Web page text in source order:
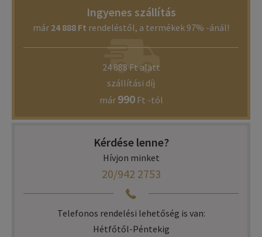
Ingyenes szállítás
már 24 888 Ft rendeléstől, a termékek 97% -ánál!
24 888 Ft alatt
szállítási díj
már 990Ft -tól
Kérdése lenne?
Hívjon minket
20/942 2753
Telefonos rendelési lehetőség is van:
Hétfőtől-Péntekig